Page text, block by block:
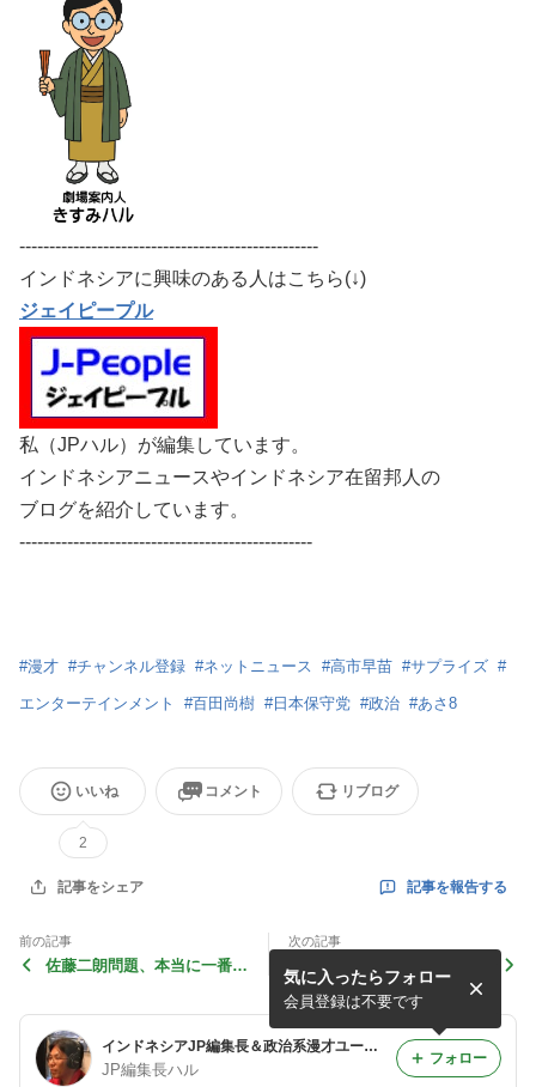
--------------------------------------------------
インドネシアに興味のある人はこちら(↓)
ジェイピープル
私（JPハル）が編集しています。
インドネシアニュースやインドネシア在留邦人の
ブログを紹介しています。
-------------------------------------------------
#漫才 #チャンネル登録 #ネットニュース #高市早苗 #サプライズ #
エンターテインメント #百田尚樹 #日本保守党 #政治 #あさ8
いいね
2
コメント リブログ
記事をシェア 記事を報告する
前の記事
佐藤二朗問題、本当に一番ダ
次の記事
【週刊ニュース】国旗損壊罪
で前代未聞！共同提出した政
党が採決を欠席
インドネシアJP編集長＆政治系漫才ユーチューバー ハル
JP編集長ハル
気に入ったらフォロー
会員登録は不要です
フォロー